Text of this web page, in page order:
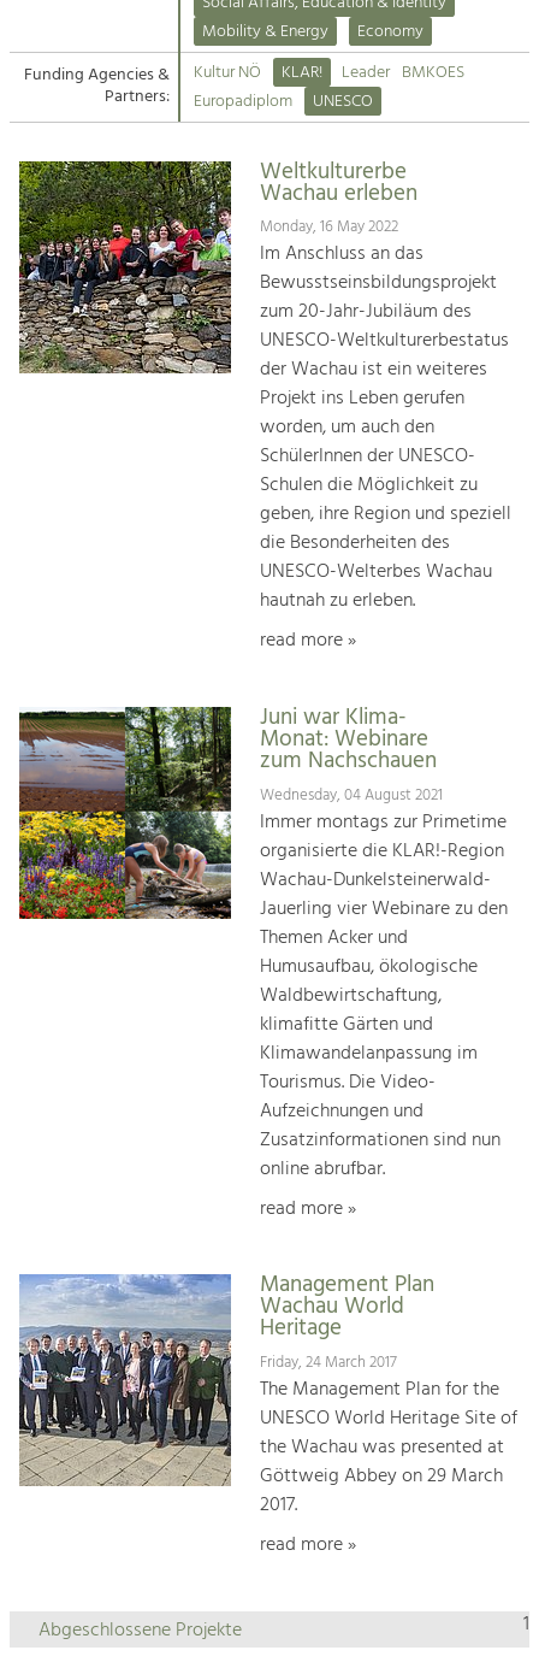
Suche
Impressum
Kontakt
Tourism
Offer Development and Positioning
Art & Culture
Crafts, Science and Research.
Social Affairs, Education
& Identity
Equality, Youth and Integration.
Climate Change, Public Transport and
Increase in Regional Value Added.
Mobility & Energy
Economy
Funding Agencies &
Partners:
Kultur NÖ KLAR! Leader BMKOES
Europadiplom
UNESCO
Weltkulturerbe
Wachau erleben
Monday, 16 May 2022
Im Anschluss an das
Bewusstseinsbildungsprojekt
zum 20-Jahr-Jubiläum des
UNESCO-Weltkulturerbestatus
der Wachau ist ein weiteres
Projekt ins Leben gerufen
worden, um auch den
SchülerInnen der UNESCO-
Schulen die Möglichkeit zu
geben, ihre Region und speziell
die Besonderheiten des
UNESCO-Welterbes Wachau
hautnah zu erleben.
read more »
Juni war Klima-
Monat: Webinare
zum Nachschauen
Wednesday, 04 August 2021
Immer montags zur Primetime
organisierte die KLAR!-Region
Wachau-Dunkelsteinerwald-
Jauerling vier Webinare zu den
Themen Acker und
Humusaufbau, ökologische
Waldbewirtschaftung,
klimafitte Gärten und
Klimawandelanpassung im
Tourismus. Die Video-
Aufzeichnungen und
Zusatzinformationen sind nun
online abrufbar.
read more »
Management Plan
Wachau World
Heritage
Friday, 24 March 2017
The Management Plan for the
UNESCO World Heritage Site of
the Wachau was presented at
Göttweig Abbey on 29 March
2017.
read more »
1
Abgeschlossene Projekte